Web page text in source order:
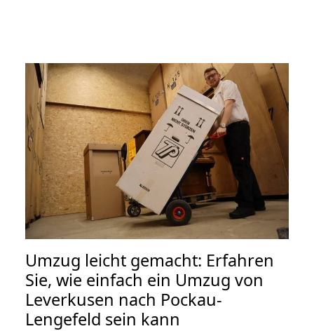
Umzug leicht gemacht: Erfahren
Sie, wie einfach ein Umzug von
Leverkusen nach Pockau-
Lengefeld sein kann